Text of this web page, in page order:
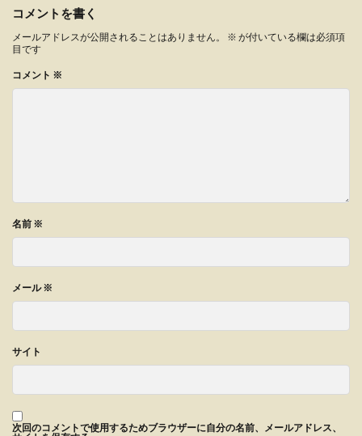
コメントを書く
メールアドレスが公開されることはありません。 ※ が付いている欄は必須項
目です
コメント ※
名前 ※
メール※
サイト
次回のコメントで使用するためブラウザーに自分の名前、メールアドレス、